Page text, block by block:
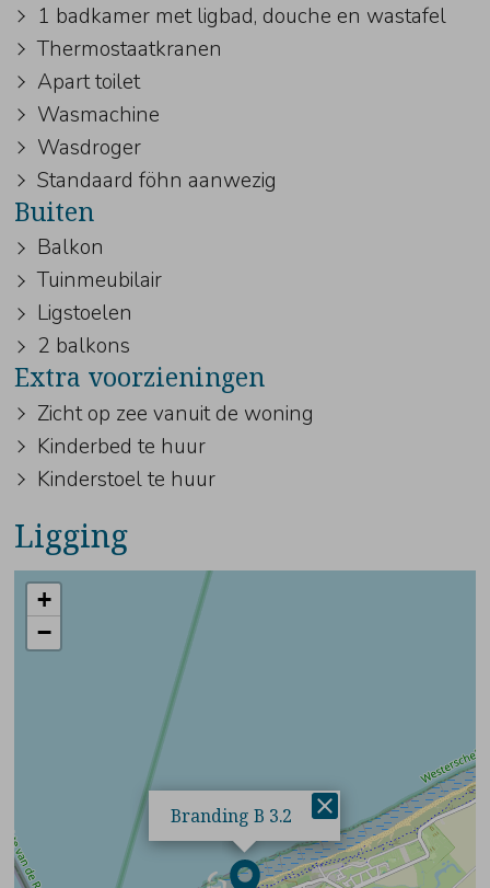
1 badkamer met ligbad, douche en wastafel
Thermostaatkranen
Apart toilet
Wasmachine
Wasdroger
Standaard föhn aanwezig
Buiten
Balkon
Tuinmeubilair
Ligstoelen
2 balkons
Extra voorzieningen
Zicht op zee vanuit de woning
Kinderbed te huur
Kinderstoel te huur
Ligging
Branding B 3.2
+
−